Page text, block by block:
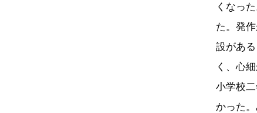
くなっ
た。発
設があ
く、心細
小学校
かった